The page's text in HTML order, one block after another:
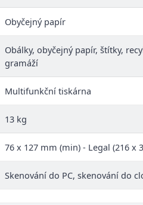
Obyčejný papír
Obálky, obyčejný papír, štítky,
gramáží
Multifunkční tiskárna
13 kg
76 x 127 mm (min) - Legal (216 x
Skenování do PC, skenování do